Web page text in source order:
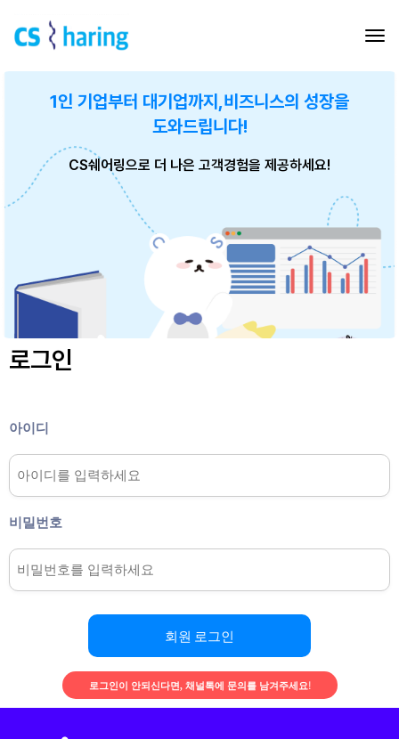
1인 기업부터 대기업까지,비즈니스의 성장을
도와드립니다!
CS쉐어링으로 더 나은 고객경험을 제공하세요!
로그인
아이디
비밀번호
회원 로그인
로그인이 안되신다면, 채널톡에 문의를 남겨주세요!